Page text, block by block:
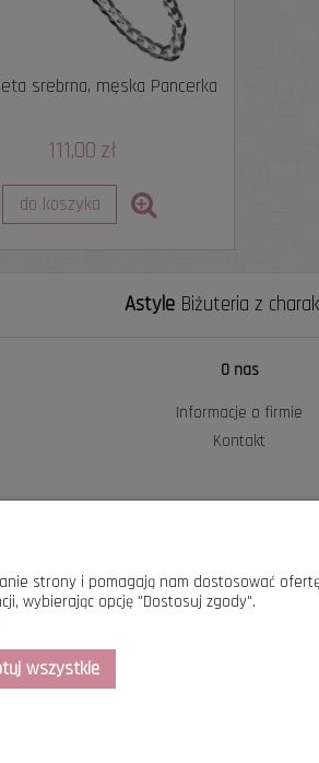
srebrna, męska Pancerka
111,00 zł
do koszyka
Astyle Biżuteria z
O nas
Informacje o firmie
Kontakt
strony i pomagają nam dostosować
wybierając opcję "Dostosuj zgody".
wszystkie